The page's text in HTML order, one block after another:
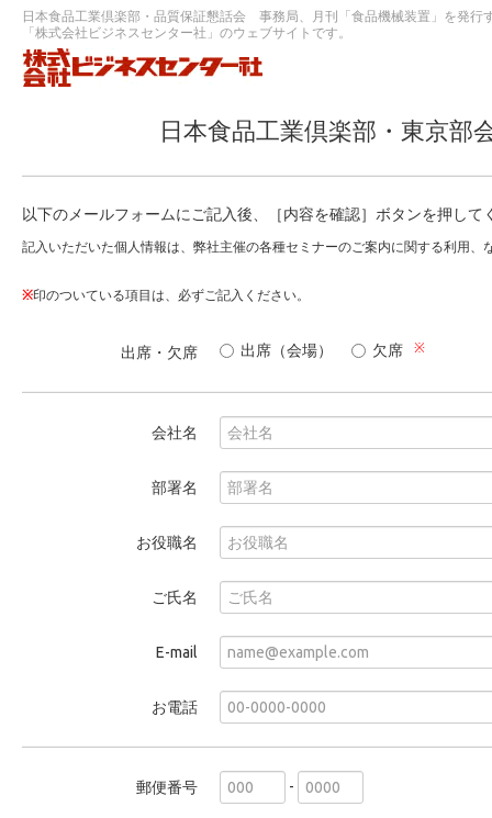
日本食品工業倶楽部・品質保証懇話会 事務局、月刊「食品機械装置」を発行
「株式会社ビジネスセンター社」のウェブサイトです。
日本食品工業倶楽部・東京
以下のメールフォームにご記入後、［内容を確認］ボタンを押し
記入いただいた個人情報は、弊社主催の各種セミナーのご案内に関する利用
※印のついている項目は、必ずご記入ください。
出席・欠席 出席（会場） 欠席 ※
会社名
部署名
お役職名
ご氏名
E-mail
お電話
郵便番号 -